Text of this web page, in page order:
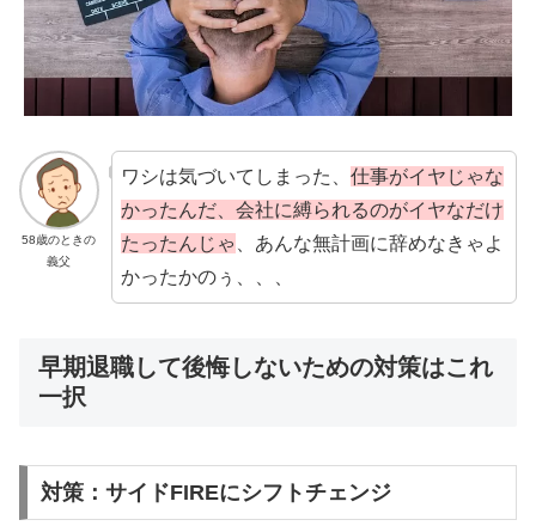
58歳のときの
義父
ワシは気づいてしまった、 仕事がイヤじゃな
かったんだ、会社に縛られるのがイヤなだけ
たったんじゃ 、あんな無計画に辞めなきゃよ
かったかのぅ、、、
早期退職して後悔しないための対策はこれ
一択
対策：サイドFIREにシフトチェンジ